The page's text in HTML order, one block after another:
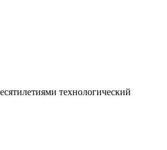
технологический